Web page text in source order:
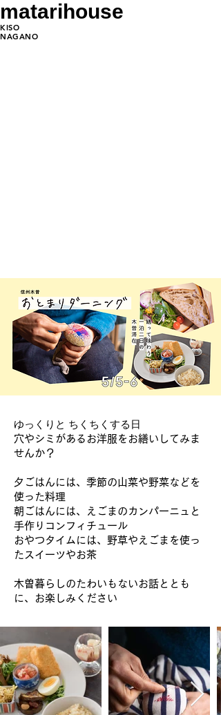
matarihouse
KISO
NAGANO
ゆっくりと ちくちくする日
穴やシミがあるお洋服をお繕いしてみま
せんか？
夕ごはんには、季節の山菜や野菜などを
使った料理
朝ごはんには、えごまのカンパーニュと
手作りコンフィチュール
おやつタイムには、野草やえごまを使っ
たスイーツやお茶
木曽暮らしのたわいもないお話ととも
に、お楽しみください